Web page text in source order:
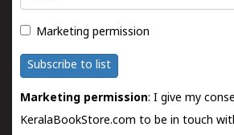
Marketing permission
Subscribe to list
Marketing permission: I give my
KeralaBookStore.com to be in touch